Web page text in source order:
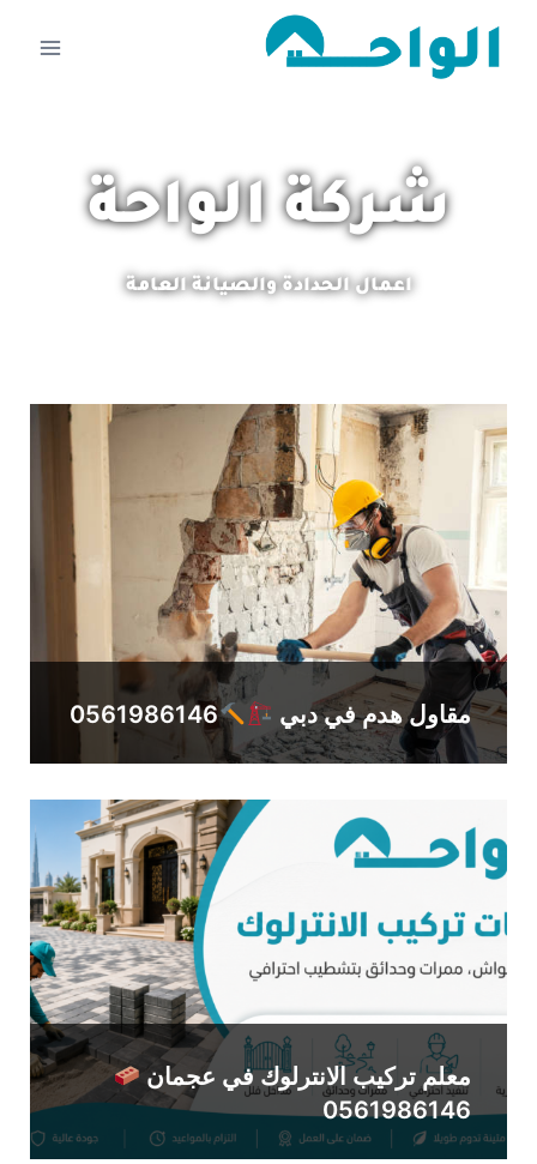
شركة الواحة
اعمال الحدادة والصيانة العامة
مقاول هدم في دبي 0561986146
معلم تركيب الانترلوك في عجمان
0561986146